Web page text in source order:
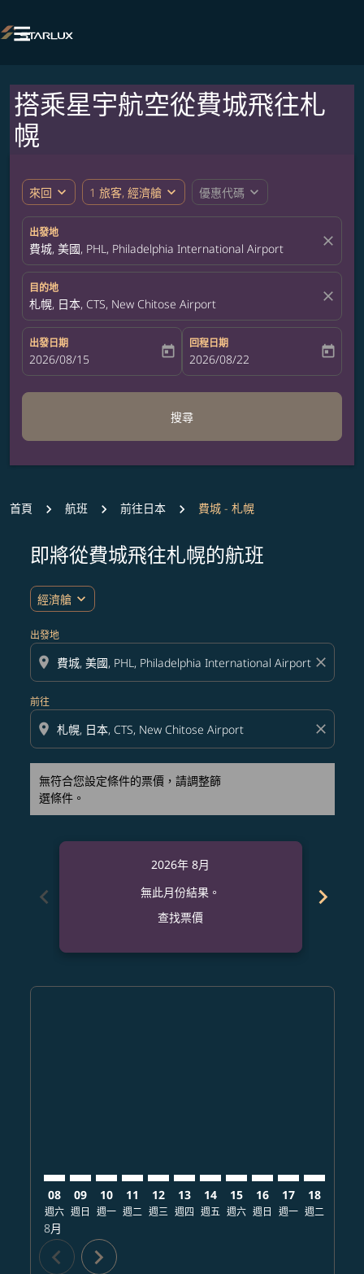

搭乘星宇航空從費城飛往札
幌
來回 expand_more 1 旅客, 經濟艙 expand_more 優惠代碼 expand_more
出發地
費城, 美國, PHL, Philadelphia International Airport close
目的地
札幌, 日本, CTS, New Chitose Airport close
出發日期
fc-booking-departure-date-aria-label
2026/08/15 today
回程日期
fc-booking-return-date-aria-label
2026/08/22 today
搜尋
首頁 航班 前往日本 費城 - 札幌
即將從費城飛往札幌的航班
經濟艙 expand_more
出發地
location_on close
前往
location_on close
無符合您設定條件的票價，請調整篩
選條件。
無符合您設定條件的票價，請調整篩選條件。
chevron_left
2026年 8月
無此月份結果。
查找票價
chevron_right
08
週六
8月
09
週日
10
週一
11
週二
12
週三
13
週四
14
週五
15
週六
16
週日
17
週一
18
週二
chevron_left chevron_right